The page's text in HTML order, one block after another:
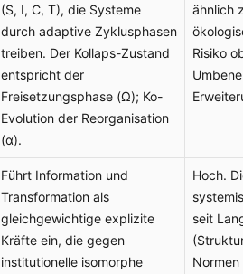
(S, I, C, T), die Systeme
durch adaptive Zyklusphasen
treiben. Der Kollaps-Zustand
entspricht der
Freisetzungsphase (Ω); Ko-
Evolution der Reorganisation
(α).
ähnlich
Risiko
Führt Information und
Transformation als
gleichgewichtige explizite
Kräfte ein, die gegen
institutionelle isomorphe
Hoch.
seit